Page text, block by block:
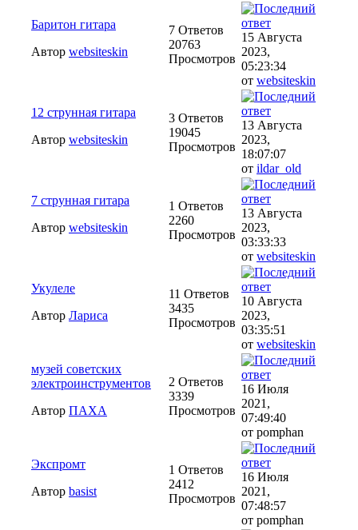
Баритон гитара
Автор websiteskin
7 Ответов
20763
Просмотров
15 Августа
2023,
05:23:34
от websiteskin
12 струнная гитара
Автор websiteskin
3 Ответов
19045
Просмотров
13 Августа
2023,
18:07:07
от ildar_old
7 струнная гитара
Автор websiteskin
1 Ответов
2260
Просмотров
13 Августа
2023,
03:33:33
от websiteskin
Укулеле
Автор Лариса
11 Ответов
3435
Просмотров
10 Августа
2023,
03:35:51
от websiteskin
музей советских
электроинструментов
Автор ПАХА
2 Ответов
3339
Просмотров
16 Июля
2021,
07:49:40
от pomphan
Экспромт
Автор basist
1 Ответов
2412
Просмотров
16 Июля
2021,
07:48:57
от pomphan